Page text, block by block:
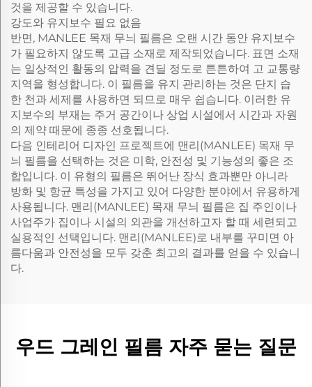
것을 제공할 수 있습니다.
강도와 유지보수 필요 없음
반면, MANLEE 목재 무늬 필름은 오랜 시간 동안 유지보수
가 필요하지 않도록 고급 소재로 제작되었습니다. 표면 소재
는 일상적인 활동의 압력을 견딜 정도로 튼튼하여 고 교통량
지역을 형성합니다. 이 필름을 유지 관리하는 것은 단지 습
한 천과 세제를 사용하면 되므로 매우 쉽습니다. 이러한 유
지보수의 부재는 주거 공간이나 상업 시설에서 시간과 자원
의 제약 때문에 종종 선호됩니다.
다음 인테리어 디자인 프로젝트에 맨리(MANLEE) 목재 무
늬 필름을 선택하는 것은 미학, 안전성 및 기능성의 좋은 조
합입니다. 이 유형의 필름은 뛰어난 장식 효과뿐만 아니라
방화 및 항균 특성을 가지고 있어 다양한 분야에서 유용하게
사용됩니다. 맨리(MANLEE) 목재 무늬 필름은 집 주인이나
사업주가 집이나 시설의 외관을 개선하고자 할 때 세련되고
실용적인 선택입니다. 맨리(MANLEE)로 내부를 꾸미면 아
름다움과 안전성을 모두 갖춘 최고의 결과를 얻을 수 있습니
다.
우드 그레인 필름 자주 묻는 질문